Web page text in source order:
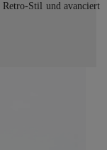
Retro-Stil und avanciert